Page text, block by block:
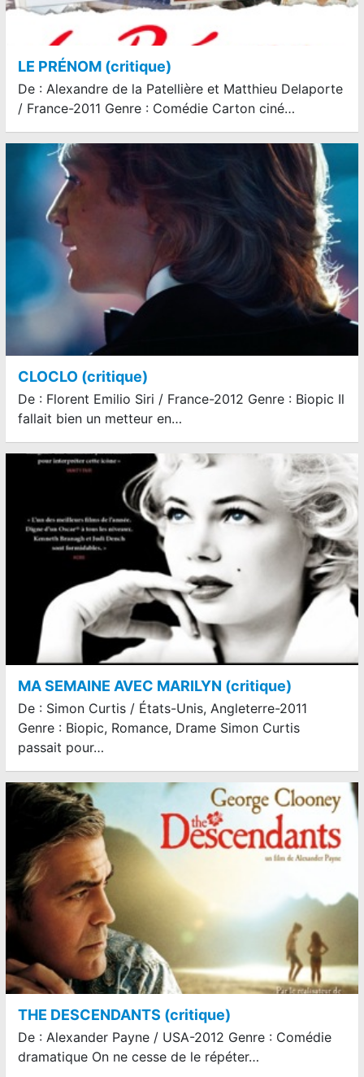
LE PRÉNOM (critique)
De : Alexandre de la Patellière et Matthieu Delaporte
/ France-2011 Genre : Comédie Carton ciné…
CLOCLO (critique)
De : Florent Emilio Siri / France-2012 Genre : Biopic Il
fallait bien un metteur en…
MA SEMAINE AVEC MARILYN (critique)
De : Simon Curtis / États-Unis, Angleterre-2011
Genre : Biopic, Romance, Drame Simon Curtis
passait pour…
THE DESCENDANTS (critique)
De : Alexander Payne / USA-2012 Genre : Comédie
dramatique On ne cesse de le répéter…